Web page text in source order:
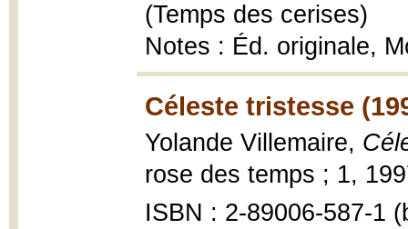
(Temps des cerises)
Notes : Éd. originale,
Céleste tristesse
Yolande Villemaire,
rose des temps ; 1,
ISBN : 2-89006-587-1